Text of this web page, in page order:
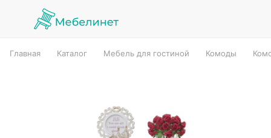
Главная Каталог Мебель для гостиной Комоды